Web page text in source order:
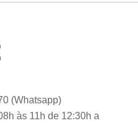
(Whatsapp)
às 11h de 12:30h a